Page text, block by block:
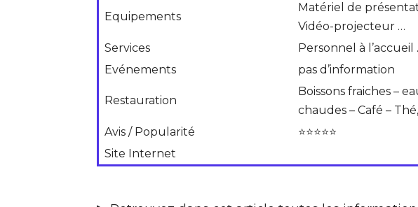
Equipements
Matériel de
Vidéo-projecteur …
Services
Personnel à l’accueil
Evénements
pas d’information
Restauration
Boissons fraiches –
chaudes – Café –
Avis / Popularité
⭐⭐⭐⭐⭐
Site Internet